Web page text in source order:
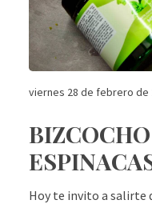
viernes 28 de febrero de
Hoy te invito a salirte